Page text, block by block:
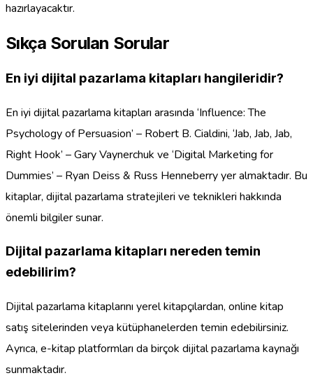
hazırlayacaktır.
Sıkça Sorulan Sorular
En iyi dijital pazarlama kitapları hangileridir?
En iyi dijital pazarlama kitapları arasında ‘Influence: The
Psychology of Persuasion’ – Robert B. Cialdini, ‘Jab, Jab, Jab,
Right Hook’ – Gary Vaynerchuk ve ‘Digital Marketing for
Dummies’ – Ryan Deiss & Russ Henneberry yer almaktadır. Bu
kitaplar, dijital pazarlama stratejileri ve teknikleri hakkında
önemli bilgiler sunar.
Dijital pazarlama kitapları nereden temin
edebilirim?
Dijital pazarlama kitaplarını yerel kitapçılardan, online kitap
satış sitelerinden veya kütüphanelerden temin edebilirsiniz.
Ayrıca, e-kitap platformları da birçok dijital pazarlama kaynağı
sunmaktadır.